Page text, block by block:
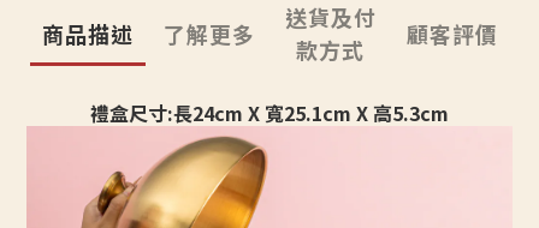
商品描述 了解更多
送貨及付
款方式
顧客評價
禮盒尺寸:長24cm X 寬25.1cm X 高5.3cm